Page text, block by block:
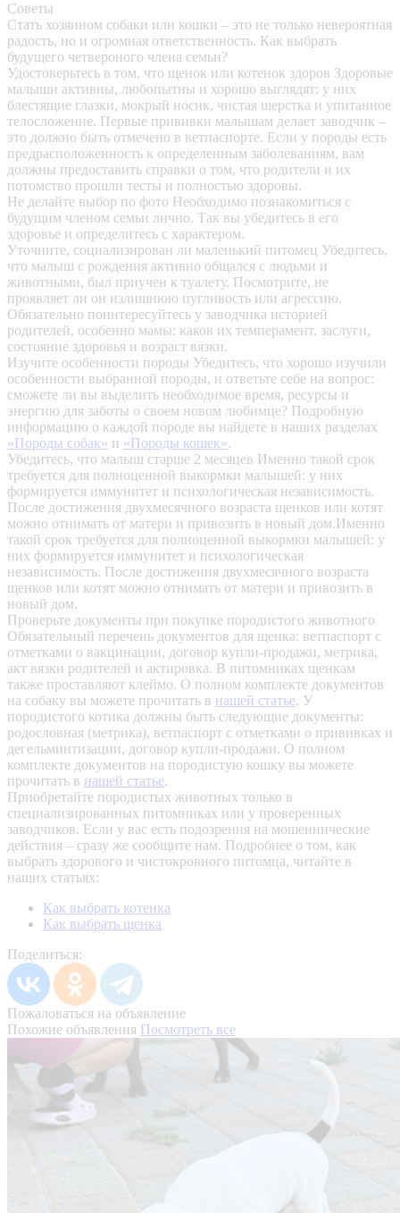
Советы
Стать хозяином собаки или кошки – это не только невероятная
радость, но и огромная ответственность. Как выбрать
будущего четвероного члена семьи?
Удостоверьтесь в том, что щенок или котенок здоров Здоровые
малыши активны, любопытны и хорошо выглядят: у них
блестящие глазки, мокрый носик, чистая шерстка и упитанное
телосложение. Первые прививки малышам делает заводчик –
это должно быть отмечено в ветпаспорте. Если у породы есть
предрасположенность к определенным заболеваниям, вам
должны предоставить справки о том, что родители и их
потомство прошли тесты и полностью здоровы.
Не делайте выбор по фото Необходимо познакомиться с
будущим членом семьи лично. Так вы убедитесь в его
здоровье и определитесь с характером.
Уточните, социализирован ли маленький питомец Убедитесь,
что малыш с рождения активно общался с людьми и
животными, был приучен к туалету. Посмотрите, не
проявляет ли он излишнюю пугливость или агрессию.
Обязательно поинтересуйтесь у заводчика историей
родителей, особенно мамы: каков их темперамент, заслуги,
состояние здоровья и возраст вязки.
Изучите особенности породы Убедитесь, что хорошо изучили
особенности выбранной породы, и ответьте себе на вопрос:
сможете ли вы выделить необходимое время, ресурсы и
энергию для заботы о своем новом любимце? Подробную
информацию о каждой породе вы найдете в наших разделах
«Породы собак» и «Породы кошек».
Убедитесь, что малыш старше 2 месяцев Именно такой срок
требуется для полноценной выкормки малышей: у них
формируется иммунитет и психологическая независимость.
После достижения двухмесячного возраста щенков или котят
можно отнимать от матери и привозить в новый дом.Именно
такой срок требуется для полноценной выкормки малышей: у
них формируется иммунитет и психологическая
независимость. После достижения двухмесячного возраста
щенков или котят можно отнимать от матери и привозить в
новый дом.
Проверьте документы при покупке породистого животного
Обязательный перечень документов для щенка: ветпаспорт с
отметками о вакцинации, договор купли-продажи, метрика,
акт вязки родителей и актировка. В питомниках щенкам
также проставляют клеймо. О полном комплекте документов
на собаку вы можете прочитать в нашей статье. У
породистого котика должны быть следующие документы:
родословная (метрика), ветпаспорт с отметками о прививках и
дегельминтизации, договор купли-продажи. О полном
комплекте документов на породистую кошку вы можете
прочитать в нашей статье.
Приобретайте породистых животных только в
специализированных питомниках или у проверенных
заводчиков. Если у вас есть подозрения на мошеннические
действия – сразу же сообщите нам. Подробнее о том, как
выбрать здорового и чистокровного питомца, читайте в
наших статьях:
Как выбрать котенка
Как выбрать щенка
Поделиться:
Пожаловаться на объявление
Похожие объявления Посмотреть все